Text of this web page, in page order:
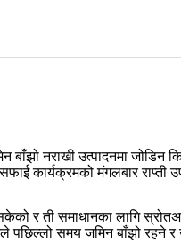
बाँझो नराखी उत्पादनमा जोडिन
कार्यक्रमको मंगलबार
र ती समाधानका लागि
समय जमिन बाँझो रहने र